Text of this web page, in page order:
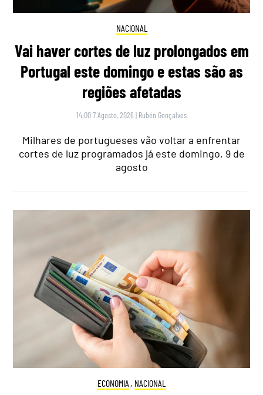
NACIONAL
Vai haver cortes de luz prolongados em
Portugal este domingo e estas são as
regiões afetadas
14:00 7 Agosto, 2026 | Rubén Gonçalves
Milhares de portugueses vão voltar a enfrentar
cortes de luz programados já este domingo, 9 de
agosto
ECONOMIA , NACIONAL